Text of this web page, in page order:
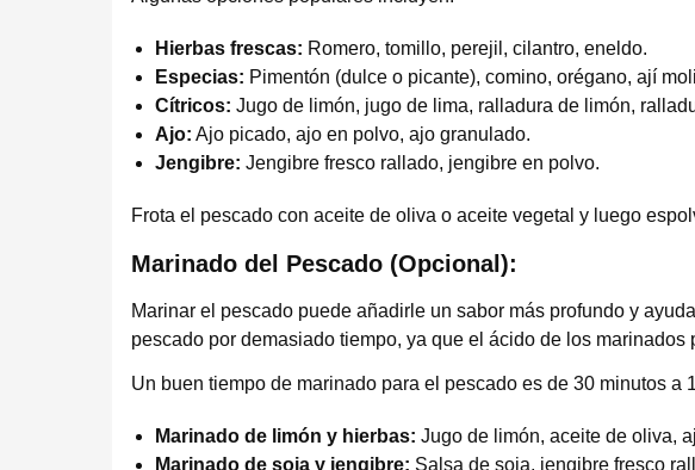
Hierbas frescas: Romero, tomillo, perejil, cilantro, eneldo.
Especias: Pimentón (dulce o picante), comino, orégano, ají
Cítricos: Jugo de limón, jugo de lima, ralladura de limón,
Ajo: Ajo picado, ajo en polvo, ajo granulado.
Jengibre: Jengibre fresco rallado, jengibre en polvo.
Frota el pescado con aceite de oliva o aceite vegetal y luego
Marinado del Pescado (Opcional):
Marinar el pescado puede añadirle un sabor más profundo y
pescado por demasiado tiempo, ya que el ácido de los
Un buen tiempo de marinado para el pescado es de 30 minutos a
Marinado de limón y hierbas: Jugo de limón, aceite de oliva,
Marinado de soja y jengibre: Salsa de soja, jengibre fresco